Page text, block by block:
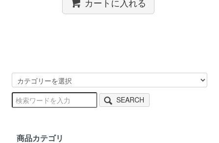
SEARCH
商品カテゴリ